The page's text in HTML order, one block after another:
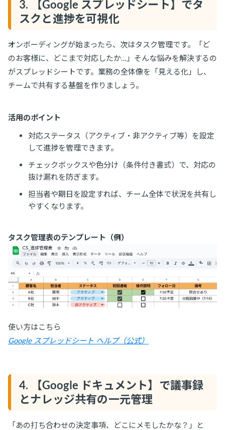
3. 【Google スプレッドシート】でタ
スクと進捗を可視化
オンボーディングが始まったら、次はタスク管理です。「ど
のお客様に、どこまで対応したか…」そんな悩みを解決するの
がスプレッドシートです。業務の全体像を「見える化」し、
チームで共有する基盤を作りましょう。
活用のポイント
対応ステータス（アクティブ・非アクティブ等）を設定
して進捗を管理できます。
チェックボックスや色分け（条件付き書式）で、対応の
抜け漏れを防ぎます。
担当者や期日を設定すれば、チーム全体で状況を共有し
やすくなります。
タスク管理表のテンプレート（例）
使い方はこちら
Google スプレッドシート ヘルプ（公式）
4. 【Google ドキュメント】で議事録
とナレッジ共有の一元管理
「あの打ち合わせの決定事項、どこにメモしたかな？」と